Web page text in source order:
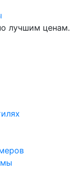
лучшим ценам.